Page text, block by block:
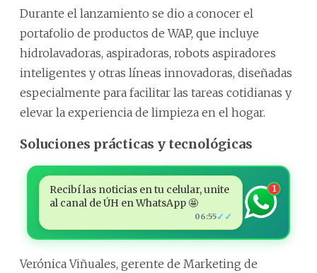
Durante el lanzamiento se dio a conocer el
portafolio de productos de WAP, que incluye
hidrolavadoras, aspiradoras, robots aspiradores
inteligentes y otras líneas innovadoras, diseñadas
especialmente para facilitar las tareas cotidianas y
elevar la experiencia de limpieza en el hogar.
Soluciones prácticas y tecnológicas
Recibí las noticias en tu celular, unite
al canal de ÚH en WhatsApp 🤩
06:55✓✓
1
Verónica Viñuales, gerente de Marketing de